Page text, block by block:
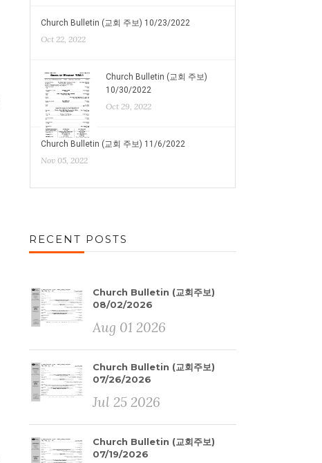
Church Bulletin (교회 주보) 10/23/2022
Oct 22, 2022
Church Bulletin (교회 주보)
10/30/2022
Oct 29, 2022
Church Bulletin (교회 주보) 11/6/2022
Nov 05, 2022
RECENT POSTS
Church Bulletin (교회주보)
08/02/2026
Aug 01 2026
Church Bulletin (교회주보)
07/26/2026
Jul 25 2026
Church Bulletin (교회주보)
07/19/2026